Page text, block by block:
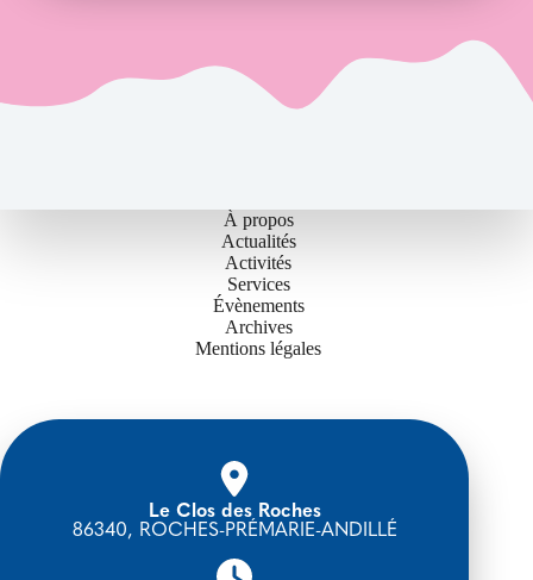
À propos
Actualités
Activités
Services
Évènements
Archives
Mentions légales
Le Clos des Roches
86340, ROCHES-PRÉMARIE-ANDILLÉ